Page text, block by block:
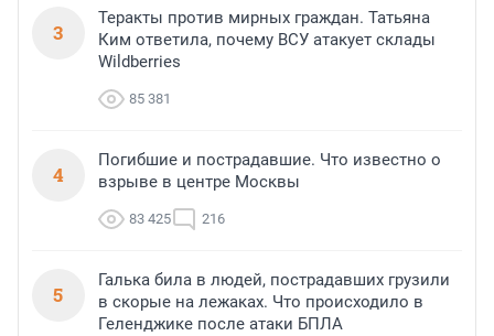
3
Теракты против мирных граждан. Татьяна
Ким ответила, почему ВСУ атакует склады
Wildberries
85 381
4
Погибшие и пострадавшие. Что известно о
взрыве в центре Москвы
83 425 216
5
Галька била в людей, пострадавших грузили
в скорые на лежаках. Что происходило в
Геленджике после атаки БПЛА